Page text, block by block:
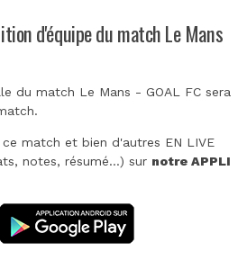
d'équipe du match Le Mans
du match Le Mans - GOAL FC sera
match et bien d'autres EN LIVE
notes, résumé...) sur notre APPLI